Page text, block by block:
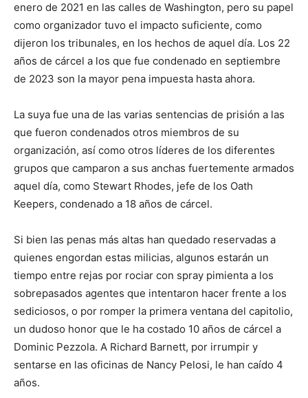
enero de 2021 en las calles de Washington, pero su papel
como organizador tuvo el impacto suficiente, como
dijeron los tribunales, en los hechos de aquel día. Los 22
años de cárcel a los que fue condenado en septiembre
de 2023 son la mayor pena impuesta hasta ahora.
La suya fue una de las varias sentencias de prisión a las
que fueron condenados otros miembros de su
organización, así como otros líderes de los diferentes
grupos que camparon a sus anchas fuertemente armados
aquel día, como Stewart Rhodes, jefe de los Oath
Keepers, condenado a 18 años de cárcel.
Si bien las penas más altas han quedado reservadas a
quienes engordan estas milicias, algunos estarán un
tiempo entre rejas por rociar con spray pimienta a los
sobrepasados agentes que intentaron hacer frente a los
sediciosos, o por romper la primera ventana del capitolio,
un dudoso honor que le ha costado 10 años de cárcel a
Dominic Pezzola. A Richard Barnett, por irrumpir y
sentarse en las oficinas de Nancy Pelosi, le han caído 4
años.